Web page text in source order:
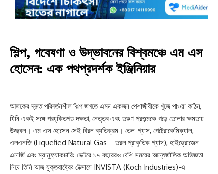
শিল্প, গবেষণা ও উদ্ভাবনের বিশ্বমঞ্চে এম এস
হোসেন: এক পথপ্রদর্শক ইঞ্জিনিয়ার
আজকের দ্রুত পরিবর্তনশীল শিল্প জগতে এমন একজন পেশাজীবীকে খুঁজে পাওয়া কঠিন,
যিনি একই সঙ্গে প্রযুক্তিগত দক্ষতা, নেতৃত্ব এবং তরুণ প্রজন্মকে গড়ে তোলার ক্ষমতায়
উজ্জ্বল। এম এস হোসেন সেই বিরল ব্যতিক্রম। তেল-গ্যাস, পেট্রোকেমিক্যাল,
এলএনজি (Liquefied Natural Gas—তরল প্রাকৃতিক গ্যাস), হাইড্রোজেন
এনার্জি এবং ম্যানুফ্যাকচারিং সেক্টরে ১৭ বছরেরও বেশি সময়ের আন্তর্জাতিক অভিজ্ঞতা
নিয়ে তিনি আজ যুক্তরাষ্ট্রের টেক্সাসে INVISTA (Koch Industries)-এ